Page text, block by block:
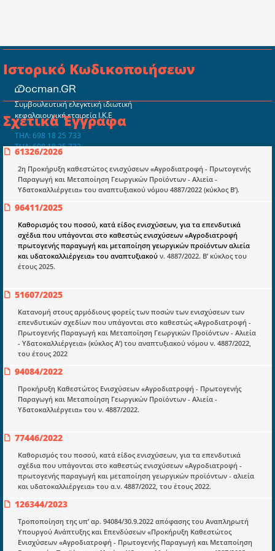
Ιστορικό Κωδικοποιήσεων
Σχετικά Έγγραφα
61326/2026
2η Προκήρυξη καθεστώτος ενισχύσεων «Αγροδιατροφή - Πρωτογενής
Παραγωγή και Μεταποίηση Γεωργικών Προϊόντων - Αλιεία -
Υδατοκαλλιέργεια» του αναπτυξιακού νόμου 4887/2022 (κύκλος Β’).
96411/2025
Καθορισμός του ποσού, κατά είδος ενισχύσεων, για τα επενδυτικά
σχέδια που υπάγονται στο καθεστώς ενισχύσεων «Αγροδιατροφή
πρωτογενής παραγωγή και μεταποίηση γεωργικών προϊόντων αλιεία
και υδατοκαλλιέργεια» του αναπτυξιακού ν. 4887/2022. Β’ κύκλος του
έτους 2025.
51607/2025
Κατανομή στους αρμόδιους φορείς των ποσών των ενισχύσεων των
επενδυτικών σχεδίων που υπάγονται στο καθεστώς «Αγροδιατροφή -
Πρωτογενής Παραγωγή και Μεταποίηση Γεωργικών Προϊόντων - Αλιεία
- Υδατοκαλλιέργεια» (κύκλος Α’) του αναπτυξιακού νόμου ν. 4887/2022,
του έτους 2022
94084/2022
Προκήρυξη Καθεστώτος Ενισχύσεων «Αγροδιατροφή - Πρωτογενής
Παραγωγή και Μεταποίηση Γεωργικών Προϊόντων - Αλιεία -
Υδατοκαλλιέργεια» του ν. 4887/2022.
77446/2022
Καθορισμός του ποσού, κατά είδος ενισχύσεων, για τα επενδυτικά
σχέδια που υπάγονται στο καθεστώς ενισχύσεων «Αγροδιατροφή -
πρωτογενής παραγωγή και μεταποίηση γεωργικών προϊόντων - αλιεία
και υδατοκαλλιέργεια» του α.ν. 4887/2022, του έτους 2022.
126344/2023
Τροποποίηση της υπ’ αρ. 94084/30.9.2022 απόφασης του Αναπληρωτή
Υπουργού Ανάπτυξης και Επενδύσεων «Προκήρυξη Καθεστώτος
Ενισχύσεων «Αγροδιατροφή - Πρωτογενής Παραγωγή και Μεταποίηση
Συμβουλευτική ελεγκτική ιδιωτική
κεφαλαιουχική εταιρεία Ι.Κ.Ε
ΤΗΛ: 698 18 25 733
ΤΗΛ: 698 18 25 732
mydocmangr@gmail.com
Docman.gr
Ποιοί είμαστε;
Μια πολυετής εθελοντική προσπάθεια που
μετατράπηκε σε επιχειρηματική οντότητα και φιλοδοξεί να συμβάλλει
στην διάδοση της γνώσης.
Ενότητες
Επικαιρότητα
E-book
Οδηγοί εκκαθάρισης
Νόμοι και προεδρικά διατάγματα
Υπουργικές αποφάσεις
Πληροφορίες
Είσοδος
Εγγραφή
Οδηγίες Εγγραφής
Βοηθός Αναζήτησης